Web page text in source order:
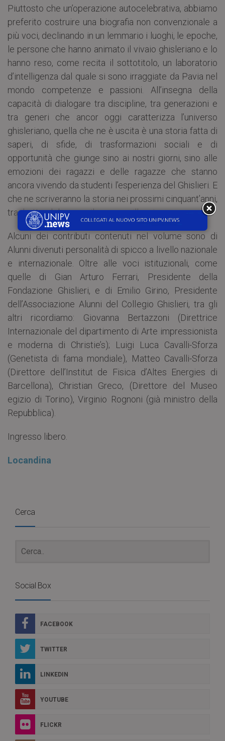
Piuttosto che un’operazione autocelebrativa, abbiamo
preferito costruire una biografia non convenzionale a
più voci, declinando in un lemmario i luoghi, le epoche,
le persone che hanno animato il vivaio ghisleriano e lo
hanno reso, come recita il sottotitolo, un laboratorio
d’intelligenza dal quale si sono irraggiate da Pavia nel
mondo competenze e passioni. All’insegna della
capacità di dialogare tra discipline, tra generazioni e
tra generi che ancor oggi caratterizza l’universo
ghisleriano, quella che ne è uscita è una storia fatta di
saperi, di sfide, di trasformazioni sociali e di
opportunità che giunge sino ai nostri giorni, sino alle
emozioni dei ragazzi e delle ragazze che stanno
ancora vivendo da studenti l’esperienza del Ghislieri. E
che ne scriveranno la storia nei prossimi cinquant’anni,
traghettandola verso il mezzo millennio».
Alcuni dei contributi contenuti nel volume sono di
Alunni divenuti personalità di spicco a livello nazionale
e internazionale. Oltre alle voci istituzionali, come
quelle di Gian Arturo Ferrari, Presidente della
Fondazione Ghislieri, e di Emilio Girino, Presidente
dell’Associazione Alunni del Collegio Ghislieri, tra gli
altri ricordiamo: Giovanna Bertazzoni (Direttrice
Internazionale del dipartimento di Arte impressionista
e moderna di Christie’s); Luigi Luca Cavalli-Sforza
(Genetista di fama mondiale), Matteo Cavalli-Sforza
(Direttore dell’Institut de Fisica d’Altes Energies di
Barcellona), Christian Greco, (Direttore del Museo
egizio di Torino), Virginio Rognoni (già ministro della
Repubblica).
Ingresso libero.
Locandina
Cerca
Social Box
FACEBOOK
TWITTER
LINKEDIN
YOUTUBE
FLICKR